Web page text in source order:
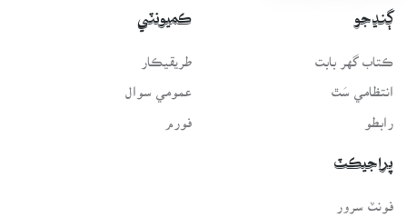
ڳنڍجو
ڪتاب گهر بابت
انتظامي سَٿ
رابطو
ڪميونٽي
طريقيڪار
عمومي سوال
فورم
پراجيڪٽ
فونٽ سرور